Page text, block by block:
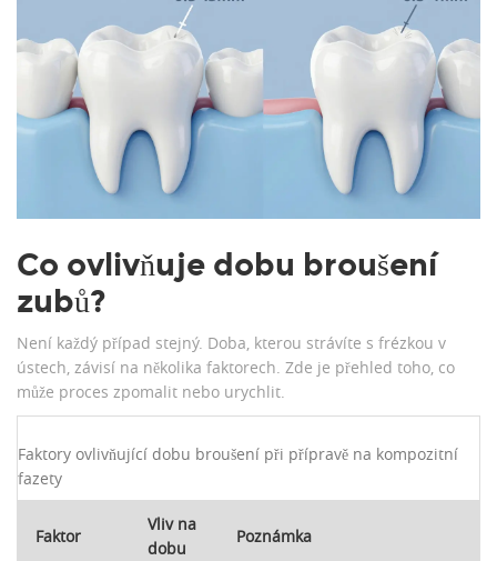
Co ovlivňuje dobu broušení
zubů?
Není každý případ stejný. Doba, kterou strávíte s frézkou v
ústech, závisí na několika faktorech. Zde je přehled toho, co
může proces zpomalit nebo urychlit.
Faktory ovlivňující dobu broušení při přípravě na kompozitní
fazety
Faktor
Vliv na
dobu
Poznámka